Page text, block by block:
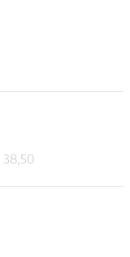
38 50